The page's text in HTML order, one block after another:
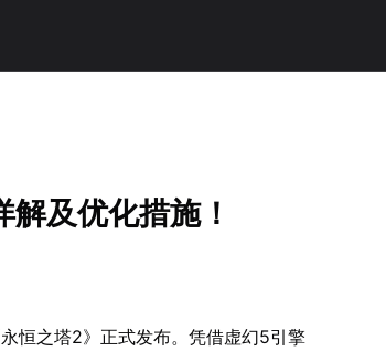
及优化措施！
恒之塔2》正式发布。凭借虚幻5引擎